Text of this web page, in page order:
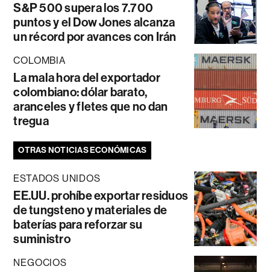
S&P 500 supera los 7.700
puntos y el Dow Jones alcanza
un récord por avances con Irán
COLOMBIA
La mala hora del exportador
colombiano: dólar barato,
aranceles y fletes que no dan
tregua
OTRAS NOTICIAS ECONÓMICAS
ESTADOS UNIDOS
EE.UU. prohíbe exportar residuos
de tungsteno y materiales de
baterías para reforzar su
suministro
NEGOCIOS